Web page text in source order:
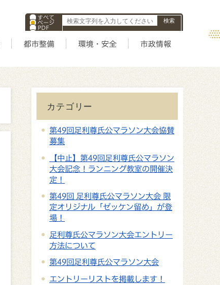
すべて
ページ
PDF
ID
都市整備 環境・安全 市政情報
カテゴリー
第49回足利尊氏公マラソン大会協賛
募集
【中止】第49回足利尊氏公マラソン
大会記念！ランニング教室の開催決
定！
第49回 足利尊氏公マラソン大会 限
定オリジナル「ゼッケン留め」が登
場！
足利尊氏公マラソン大会エントリー
方法について
第49回足利尊氏公マラソン大会
エントリーリストを掲載します！